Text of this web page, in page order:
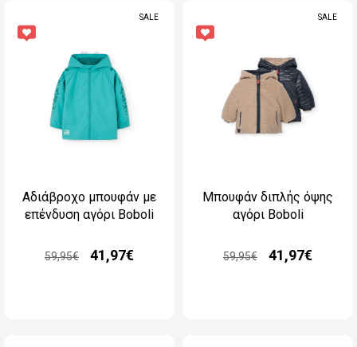
SALE
Αδιάβροχο μπουφάν με
επένδυση αγόρι Boboli
59,95€ 41,97€
SALE
Μπουφάν διπλής όψης
αγόρι Boboli
59,95€ 41,97€